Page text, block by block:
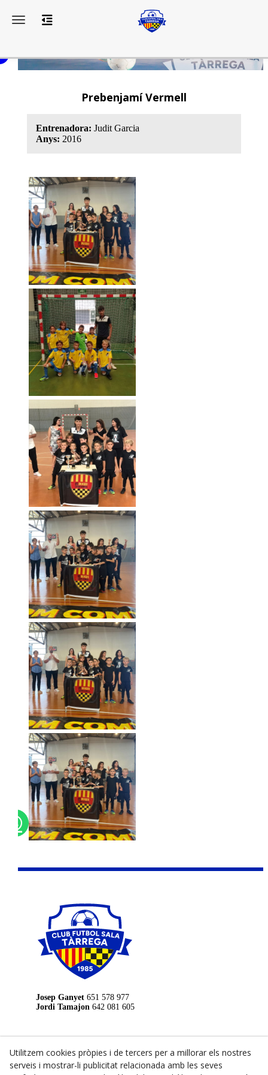
Toggle navigation
Prebenjamí Vermell
Entrenadora: Judit Garcia
Anys: 2016
Josep Ganyet651 578 977
Jordi Tamajon642 081 605
Avís Legal
Utilitzem cookies pròpies i de tercers per a millorar els nostres
serveis i mostrar-li publicitat relacionada amb les seves